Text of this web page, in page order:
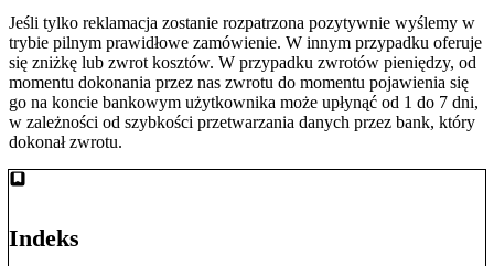
Jeśli tylko reklamacja zostanie rozpatrzona pozytywnie wyślemy w
trybie pilnym prawidłowe zamówienie. W innym przypadku oferuje
się zniżkę lub zwrot kosztów. W przypadku zwrotów pieniędzy, od
momentu dokonania przez nas zwrotu do momentu pojawienia się
go na koncie bankowym użytkownika może upłynąć od 1 do 7 dni,
w zależności od szybkości przetwarzania danych przez bank, który
dokonał zwrotu.
Indeks